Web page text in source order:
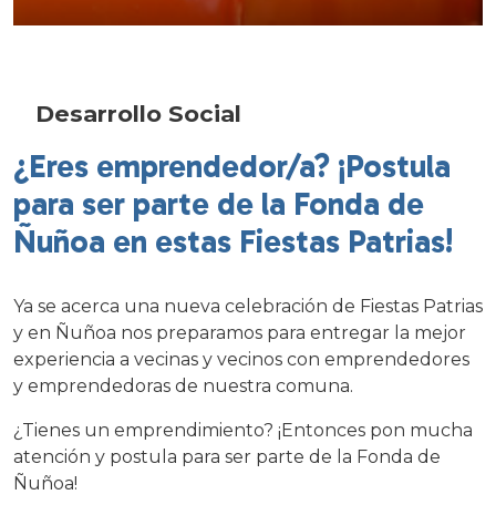
Desarrollo Social
¿Eres emprendedor/a? ¡Postula
para ser parte de la Fonda de
Ñuñoa en estas Fiestas Patrias!
Ya se acerca una nueva celebración de Fiestas Patrias
y en Ñuñoa nos preparamos para entregar la mejor
experiencia a vecinas y vecinos con emprendedores
y emprendedoras de nuestra comuna.
¿Tienes un emprendimiento? ¡Entonces pon mucha
atención y postula para ser parte de la Fonda de
Ñuñoa!